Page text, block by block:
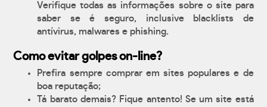
Verifique todas as informações sobre o site para
saber se é seguro, inclusive blacklists de
antívirus, malwares e phishing.
Como evitar golpes on-line?
Prefira sempre comprar em sites populares e de
boa reputação;
Tá barato demais? Fique antento! Se um site está